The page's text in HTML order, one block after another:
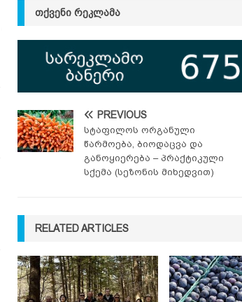
ᲗᲥᲕᲔᲜᲘ ᲠᲔᲙᲚᲐᲛᲐ
PREVIOUS
სტაფილოს ორგანული
წარმოება, ბიოდაცვა და
განოყიერება – პრაქტიკული
სქემა (სეზონის მიხედვით)
RELATED ARTICLES